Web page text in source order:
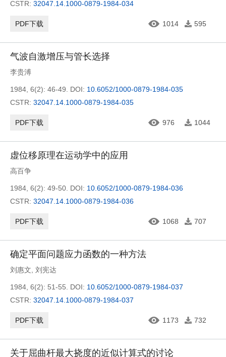
CSTR: 32047.14.1000-0879-1984-034
PDF下载 1014 595
气波自激增压与管长选择
李贵溥
1984, 6(2): 46-49. DOI: 10.6052/1000-0879-1984-035
CSTR: 32047.14.1000-0879-1984-035
PDF下载 976 1044
虚位移原理在运动学中的应用
高百争
1984, 6(2): 49-50. DOI: 10.6052/1000-0879-1984-036
CSTR: 32047.14.1000-0879-1984-036
PDF下载 1068 707
确定平面问题应力函数的一种方法
刘惠文 刘宪达
1984, 6(2): 51-55. DOI: 10.6052/1000-0879-1984-037
CSTR: 32047.14.1000-0879-1984-037
PDF下载 1173 732
关于屈曲杆最大挠度的近似计算式的讨论